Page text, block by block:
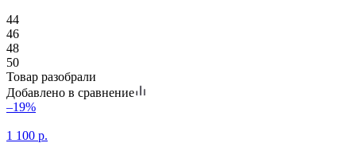
44
46
48
50
Товар разобрали
Добавлено в сравнение
–19%
1 100 р.